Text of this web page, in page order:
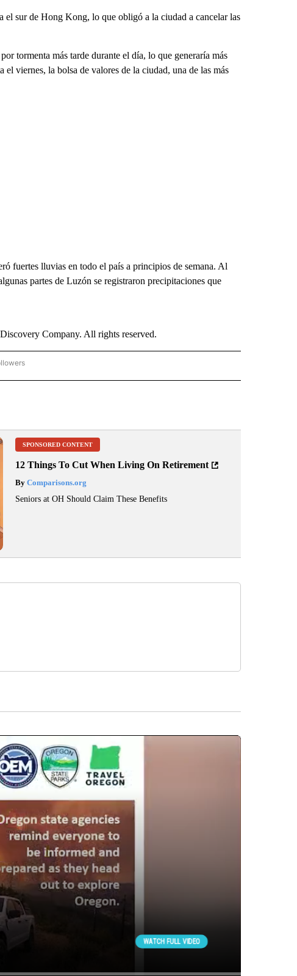
el sur de Hong Kong, lo que obligó a la ciudad a cancelar las
tormenta más tarde durante el día, lo que generaría más
el viernes, la bolsa de valores de la ciudad, una de las más
fuertes lluvias en todo el país a principios de semana. Al
partes de Luzón se registraron precipitaciones que
Company. All rights reserved.
- CNN" TO RECEIVE NOTIFICATIONS ABOUT NEW PAGES ON "NOTICIAS - CNN".
SPONSORED CONTENT
12 Things To Cut When Living On Retirement
ByComparisons.org
Seniors at OH Should Claim These Benefits